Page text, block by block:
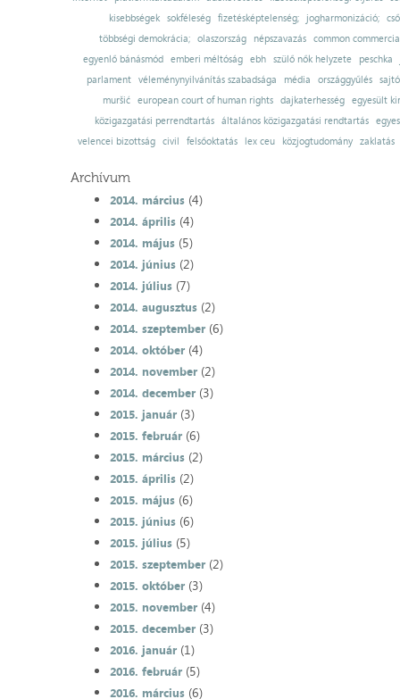
kisebbségek sokféleség fizetésképtelenség; jogharmonizáció;
többségi demokrácia; olaszország népszavazás common
egyenlő bánásmód emberi méltóság ebh szülő nők helyzete
peschka
parlament
véleménynyilvánítás szabadsága média országgyűlés
muršić
european court of human rights dajkaterhesség
egyesült
közigazgatási perrendtartás
általános közigazgatási rendtartás
velencei bizottság
civil felsőoktatás lex ceu közjogtudomány zaklatás
Archívum
2014. március(4)
2014. április(4)
2014. május(5)
2014. június(2)
2014. július(7)
2014. augusztus(2)
2014. szeptember(6)
2014. október(4)
2014. november(2)
2014. december(3)
2015. január(3)
2015. február(6)
2015. március(2)
2015. április(2)
2015. május(6)
2015. június(6)
2015. július(5)
2015. szeptember(2)
2015. október(3)
2015. november(4)
2015. december(3)
2016. január(1)
2016. február(5)
2016. március(6)